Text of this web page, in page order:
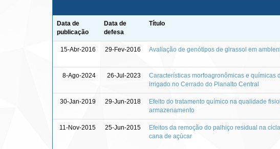
Data de
publicação
Data de
defesa
Título
15-Abr-2016 29-Fev-2016 Avaliação de genótipos de girassol em
8-Ago-2024 26-Jul-2023
Características morfoagronômicas e químicas
irrigado no Cerrado do Planalto Central
30-Jan-2019 29-Jun-2018
Efeito do tratamento químico na qualidade
armazenamento
11-Nov-2015 25-Jun-2015
Efeitos da remoção do palhiço residual na
cana de açúcar